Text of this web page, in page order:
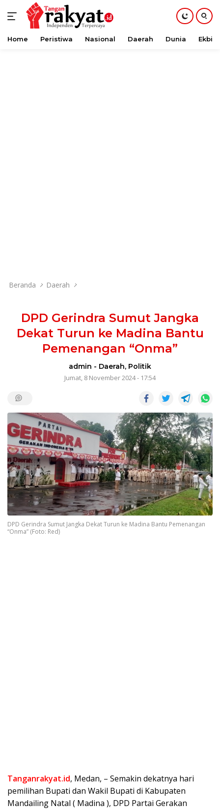
Langsung
Home Peristiwa Nasional Daerah Dunia Ekbis
Beranda Daerah
DPD Gerindra Sumut Jangka
Dekat Turun ke Madina Bantu
Pemenangan “Onma”
admin - Daerah, Politik
Jumat, 8 November 2024 - 17:54
DPD Gerindra Sumut Jangka Dekat Turun ke Madina Bantu Pemenangan
“Onma” (Foto: Red)
Tanganrakyat.id, Medan, – Semakin dekatnya hari
pemilihan Bupati dan Wakil Bupati di Kabupaten
Mandailing Natal ( Madina ), DPD Partai Gerakan